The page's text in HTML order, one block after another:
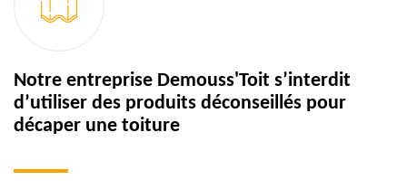
Notre entreprise Demouss'Toit s’interdit
d’utiliser des produits déconseillés pour
décaper une toiture